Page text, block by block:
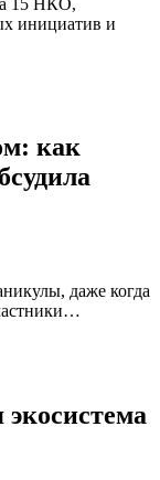
инициатив и
как
даже когда
экосистема